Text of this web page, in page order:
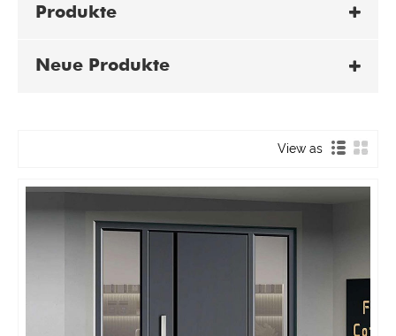
Produkte
Neue Produkte
View as